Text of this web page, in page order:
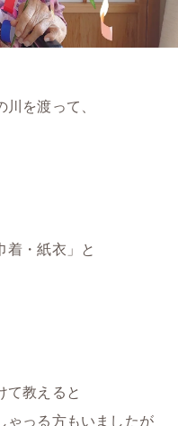
を渡って、
着・紙衣」と
て教えると
ゃっる方もいましたが